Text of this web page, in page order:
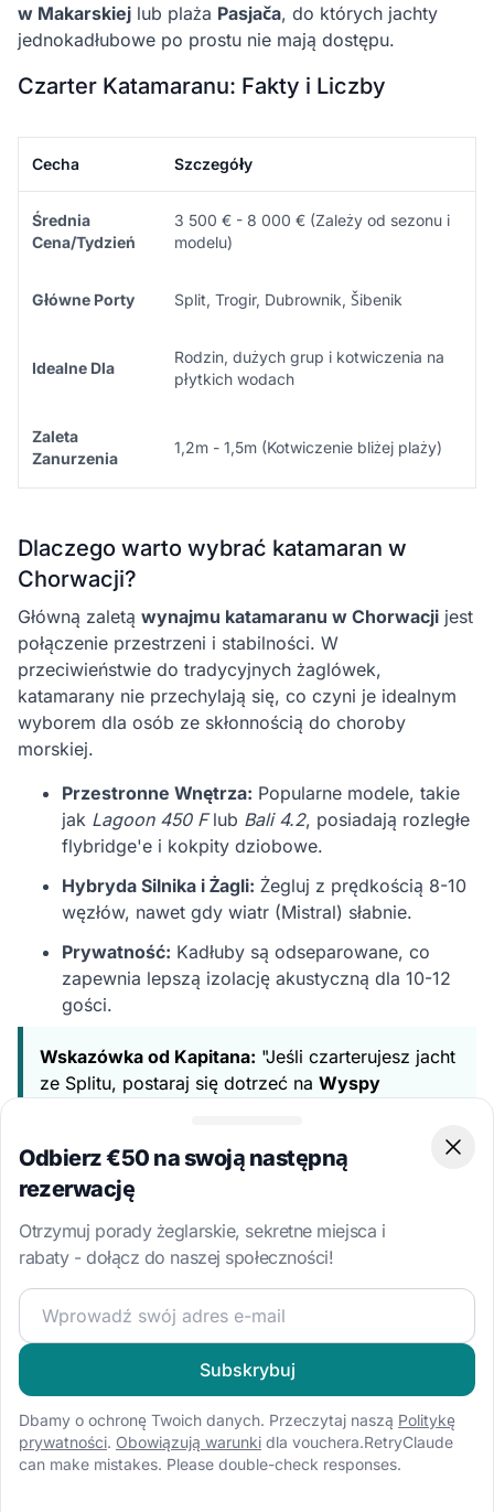
w Makarskiej lub plaża Pasjača, do których jachty
jednokadłubowe po prostu nie mają dostępu.
Czarter Katamaranu: Fakty i Liczby
Cecha Szczegóły
Średnia
Cena/Tydzień
3 500 € - 8 000 € (Zależy od sezonu i
modelu)
Główne Porty Split, Trogir, Dubrownik, Šibenik
Idealne Dla
Rodzin, dużych grup i kotwiczenia na
płytkich wodach
Zaleta
Zanurzenia
1,2m - 1,5m (Kotwiczenie bliżej plaży)
Dlaczego warto wybrać katamaran w
Chorwacji?
Główną zaletą wynajmu katamaranu w Chorwacji jest
połączenie przestrzeni i stabilności. W
przeciwieństwie do tradycyjnych żaglówek,
katamarany nie przechylają się, co czyni je idealnym
wyborem dla osób ze skłonnością do choroby
morskiej.
Przestronne Wnętrza: Popularne modele, takie
jak Lagoon 450 Flub Bali 4.2, posiadają rozległe
flybridge'e i kokpity dziobowe.
Hybryda Silnika i Żagli: Żegluj z prędkością 8-10
węzłów, nawet gdy wiatr (Mistral) słabnie.
Prywatność: Kadłuby są odseparowane, co
zapewnia lepszą izolację akustyczną dla 10-12
gości.
Wskazówka od Kapitana: "Jeśli czarterujesz jacht
ze Splitu, postaraj się dotrzeć na Wyspy
potrzebują więcej miejsca na kotwicy, a najlepsze
miejsca z piaszczystym dnem w Zatoce
Vinogradišće szybko się zapełniają w lipcu i
Chorwacji
Opierając się na opiniach ponad 200 000
zadowolonych klientów, oto najczęściej poszukiwane
jednostki w naszej flocie:
Lagoon 450 F w Trogirze:Koń pociągowy
Adriatyku. Mieści 12 gości i posiada
Odbierz €50 na swoją następną
rezerwację
Otrzymuj porady żeglarskie, sekretne miejsca i
rabaty - dołącz do naszej społeczności!
Dołącz do naszej społeczności żeglarskiej i otrzymuj
Subskrybuj
Dbamy o ochronę Twoich danych. Przeczytaj naszą Politykę
prywatności. Obowiązują warunki dla vouchera.RetryClaude
can make mistakes. Please double-check responses.